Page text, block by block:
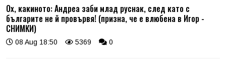
Ох, какиното: Андреа заби млад руснак, след като с
българите не й провървя! (призна, че е влюбена в Игор -
СНИМКИ)
08 Aug 18:50 5369 0